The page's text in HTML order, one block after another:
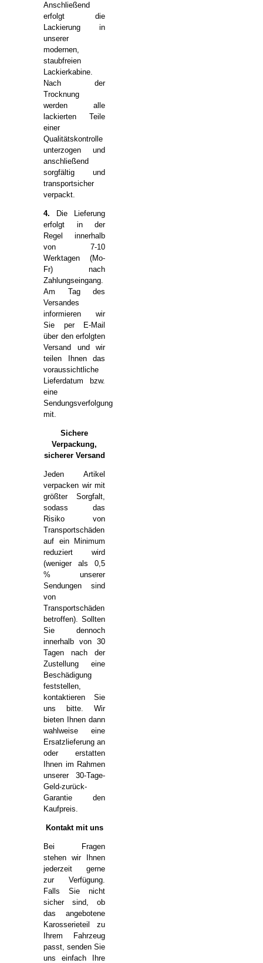
Anschließend
erfolgt die
Lackierung in
unserer
modernen,
staubfreien
Lackierkabine.
Nach der
Trocknung
werden alle
lackierten Teile
einer
Qualitätskontrolle
unterzogen und
anschließend
sorgfältig und
transportsicher
verpackt.
4. Die Lieferung
erfolgt in der
Regel innerhalb
von 7-10
Werktagen (Mo-
Fr) nach
Zahlungseingang.
Am Tag des
Versandes
informieren wir
Sie per E-Mail
über den erfolgten
Versand und wir
teilen Ihnen das
voraussichtliche
Lieferdatum bzw.
eine
Sendungsverfolgung
mit.
Sichere
Verpackung,
sicherer Versand
Jeden Artikel
verpacken wir mit
größter Sorgfalt,
sodass das
Risiko von
Transportschäden
auf ein Minimum
reduziert wird
(weniger als 0,5
% unserer
Sendungen sind
von
Transportschäden
betroffen). Sollten
Sie dennoch
innerhalb von 30
Tagen nach der
Zustellung eine
Beschädigung
feststellen,
kontaktieren Sie
uns bitte. Wir
bieten Ihnen dann
wahlweise eine
Ersatzlieferung an
oder erstatten
Ihnen im Rahmen
unserer 30-Tage-
Geld-zurück-
Garantie den
Kaufpreis.
Kontakt mit uns
Bei Fragen
stehen wir Ihnen
jederzeit gerne
zur Verfügung.
Falls Sie nicht
sicher sind, ob
das angebotene
Karosserieteil zu
Ihrem Fahrzeug
passt, senden Sie
uns einfach Ihre